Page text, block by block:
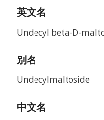
英文名
Undecyl beta-D-
别名
Undecylmaltoside
中文名